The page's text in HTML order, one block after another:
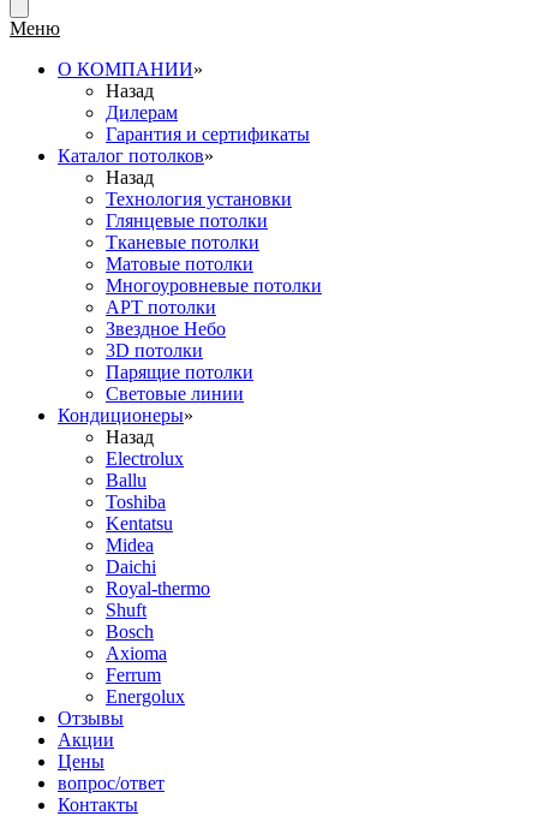
Меню
О КОМПАНИИ»
Назад
Дилерам
Гарантия и сертификаты
Каталог потолков»
Назад
Технология установки
Глянцевые потолки
Тканевые потолки
Матовые потолки
Многоуровневые потолки
АРТ потолки
Звездное Небо
3D потолки
Парящие потолки
Световые линии
Кондиционеры»
Назад
Electrolux
Ballu
Toshiba
Kentatsu
Midea
Daichi
Royal-thermo
Shuft
Bosch
Axioma
Ferrum
Energolux
Отзывы
Акции
Цены
вопрос/ответ
Контакты